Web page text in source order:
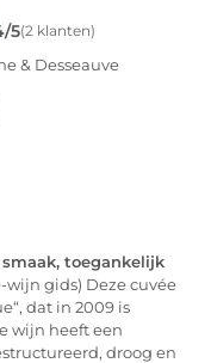
5(2 klanten)
& Desseauve
toegankelijk
wijn gids) Deze cuvée
dat in 2009 is
wijn heeft een
droog en